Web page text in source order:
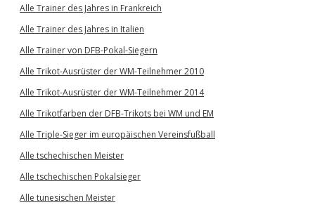
Alle Trainer des Jahres in Frankreich
Alle Trainer des Jahres in Italien
Alle Trainer von DFB-Pokal-Siegern
Alle Trikot-Ausrüster der WM-Teilnehmer 2010
Alle Trikot-Ausrüster der WM-Teilnehmer 2014
Alle Trikotfarben der DFB-Trikots bei WM und EM
Alle Triple-Sieger im europäischen Vereinsfußball
Alle tschechischen Meister
Alle tschechischen Pokalsieger
Alle tunesischen Meister